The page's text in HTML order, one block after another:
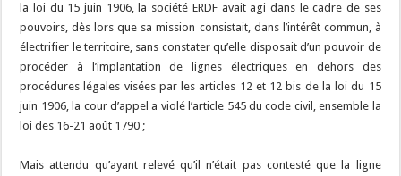
la loi du 15 juin 1906, la société ERDF avait agi dans le cadre de ses
pouvoirs, dès lors que sa mission consistait, dans l’intérêt commun, à
électrifier le territoire, sans constater qu’elle disposait d’un pouvoir de
procéder à l’implantation de lignes électriques en dehors des
procédures légales visées par les articles 12 et 12 bis de la loi du 15
juin 1906, la cour d’appel a violé l’article 545 du code civil, ensemble la
loi des 16-21 août 1790 ;
Mais attendu qu’ayant relevé qu’il n’était pas contesté que la ligne